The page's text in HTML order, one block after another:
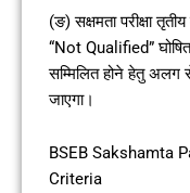
(ङ) सक्षमता परीक्षा
“Not Qualified” घोषित
सम्मिलित होने हेतु अलग
जाएगा।
BSEB Sakshamta
Criteria